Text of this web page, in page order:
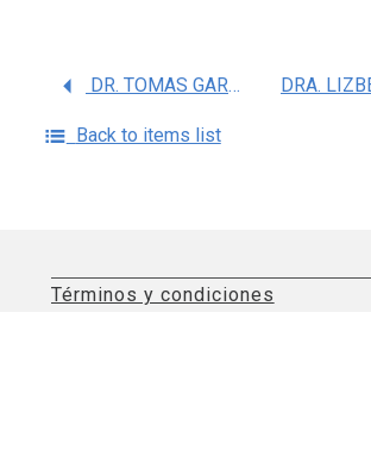
DR. TOMAS GARZON MUVDI
Back to items list
Términos y condiciones